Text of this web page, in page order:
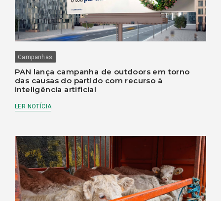
Campanhas
PAN lança campanha de outdoors em torno
das causas do partido com recurso à
inteligência artificial
LER NOTÍCIA